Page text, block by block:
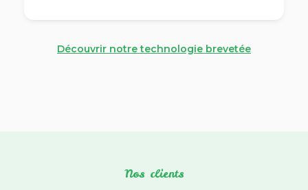
Découvrir notre technologie brevetée
Nos clients